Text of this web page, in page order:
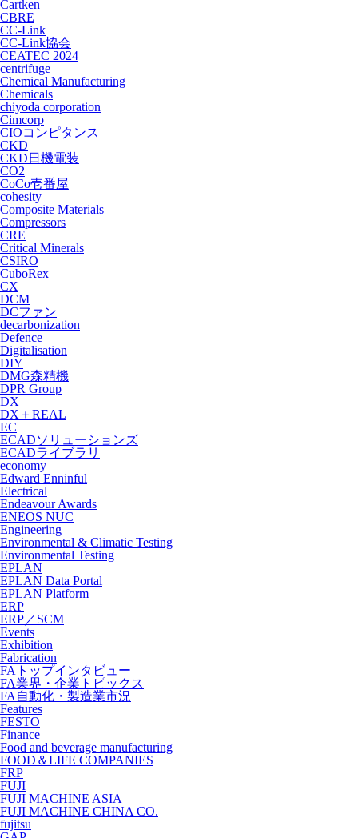
Cartken
CBRE
CC-Link
CC-Link協会
CEATEC 2024
centrifuge
Chemical Manufacturing
Chemicals
chiyoda corporation
Cimcorp
CIOコンピタンス
CKD
CKD日機電装
CO2
CoCo壱番屋
cohesity
Composite Materials
Compressors
CRE
Critical Minerals
CSIRO
CuboRex
CX
DCM
DCファン
decarbonization
Defence
Digitalisation
DIY
DMG森精機
DPR Group
DX
DX＋REAL
EC
ECADソリューションズ
ECADライブラリ
economy
Edward Enninful
Electrical
Endeavour Awards
ENEOS NUC
Engineering
Environmental & Climatic Testing
Environmental Testing
EPLAN
EPLAN Data Portal
EPLAN Platform
ERP
ERP／SCM
Events
Exhibition
Fabrication
FAトップインタビュー
FA業界・企業トピックス
FA自動化・製造業市況
Features
FESTO
Finance
Food and beverage manufacturing
FOOD＆LIFE COMPANIES
FRP
FUJI
FUJI MACHINE ASIA
FUJI MACHINE CHINA CO.
fujitsu